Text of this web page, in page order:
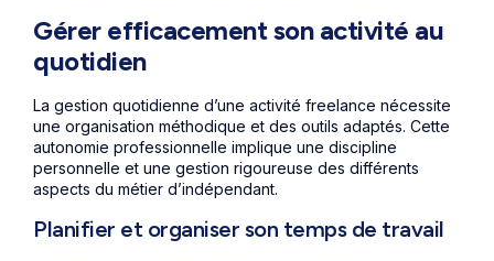
Gérer efficacement son activité au
quotidien
La gestion quotidienne d’une activité freelance nécessite
une organisation méthodique et des outils adaptés. Cette
autonomie professionnelle implique une discipline
personnelle et une gestion rigoureuse des différents
aspects du métier d’indépendant.
Planifier et organiser son temps de travail